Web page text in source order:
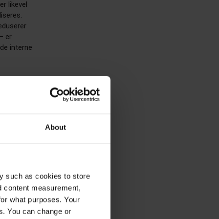
About
such as cookies to store
content measurement,
what purposes. Your
You can change or
likevel
er
interne
en ung
så i 2022
Det var
for
vist seg